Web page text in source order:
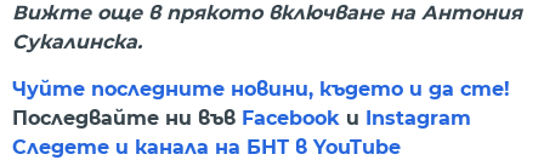
Вижте още в прякото включване на Антония
Сукалинска.
Чуйте последните новини, където и да сте!
Последвайте ни във Facebook и Instagram
Следете и канала на БНТ в YouTube